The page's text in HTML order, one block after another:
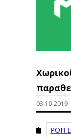
03-10-2019
ΡΟΗ